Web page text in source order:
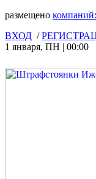
размещено компаний:
ВХОД /
1 января, ПН | 00:00